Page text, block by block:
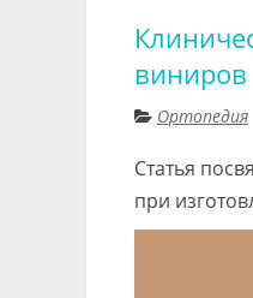
виниров
Ортопедия
Статья
при